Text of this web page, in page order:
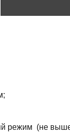
режим (не